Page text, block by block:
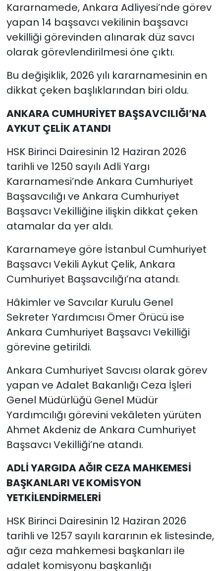
Kararnamede, Ankara Adliyesi’nde görev
yapan 14 başsavcı vekilinin başsavcı
vekilliği görevinden alınarak düz savcı
olarak görevlendirilmesi öne çıktı.
Bu değişiklik, 2026 yılı kararnamesinin en
dikkat çeken başlıklarından biri oldu.
ANKARA CUMHURİYET BAŞSAVCILIĞI’NA
AYKUT ÇELİK ATANDI
HSK Birinci Dairesinin 12 Haziran 2026
tarihli ve 1250 sayılı Adli Yargı
Kararnamesi’nde Ankara Cumhuriyet
Başsavcılığı ve Ankara Cumhuriyet
Başsavcı Vekilliğine ilişkin dikkat çeken
atamalar da yer aldı.
Kararnameye göre İstanbul Cumhuriyet
Başsavcı Vekili Aykut Çelik, Ankara
Cumhuriyet Başsavcılığı’na atandı.
Hâkimler ve Savcılar Kurulu Genel
Sekreter Yardımcısı Ömer Örücü ise
Ankara Cumhuriyet Başsavcı Vekilliği
görevine getirildi.
Ankara Cumhuriyet Savcısı olarak görev
yapan ve Adalet Bakanlığı Ceza İşleri
Genel Müdürlüğü Genel Müdür
Yardımcılığı görevini vekâleten yürüten
Ahmet Akdeniz de Ankara Cumhuriyet
Başsavcı Vekilliği’ne atandı.
ADLİ YARGIDA AĞIR CEZA MAHKEMESİ
BAŞKANLARI VE KOMİSYON
YETKİLENDİRMELERİ
HSK Birinci Dairesinin 12 Haziran 2026
tarihli ve 1257 sayılı kararının ek listesinde,
ağır ceza mahkemesi başkanları ile
adalet komisyonu başkanlığı